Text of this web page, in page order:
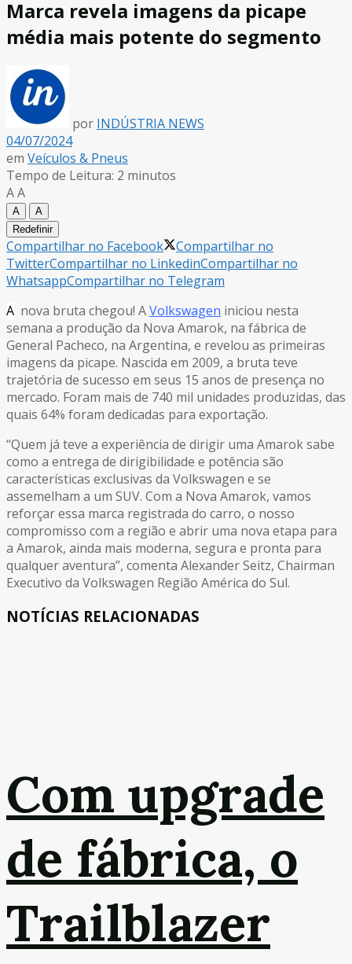
Marca revela imagens da picape
média mais potente do segmento
por INDÚSTRIA NEWS
04/07/2024
em Veículos & Pneus
Tempo de Leitura: 2 minutos
AA
A
A
Redefinir
Compartilhar no Facebook
Compartilhar no
TwitterCompartilhar no LinkedinCompartilhar no
WhatsappCompartilhar no Telegram
A nova bruta chegou! AVolkswagen iniciou nesta
semana a produção da Nova Amarok, na fábrica de
General Pacheco, na Argentina, e revelou as primeiras
imagens da picape. Nascida em 2009, a bruta teve
trajetória de sucesso em seus 15 anos de presença no
mercado. Foram mais de 740 mil unidades produzidas, das
quais 64% foram dedicadas para exportação.
“Quem já teve a experiência de dirigir uma Amarok sabe
como a entrega de dirigibilidade e potência são
características exclusivas da Volkswagen e se
assemelham a um SUV. Com a Nova Amarok, vamos
reforçar essa marca registrada do carro, o nosso
compromisso com a região e abrir uma nova etapa para
a Amarok, ainda mais moderna, segura e pronta para
qualquer aventura”, comenta Alexander Seitz, Chairman
Executivo da Volkswagen Região América do Sul.
NOTÍCIAS RELACIONADAS
Com upgrade
de fábrica, o
Trailblazer